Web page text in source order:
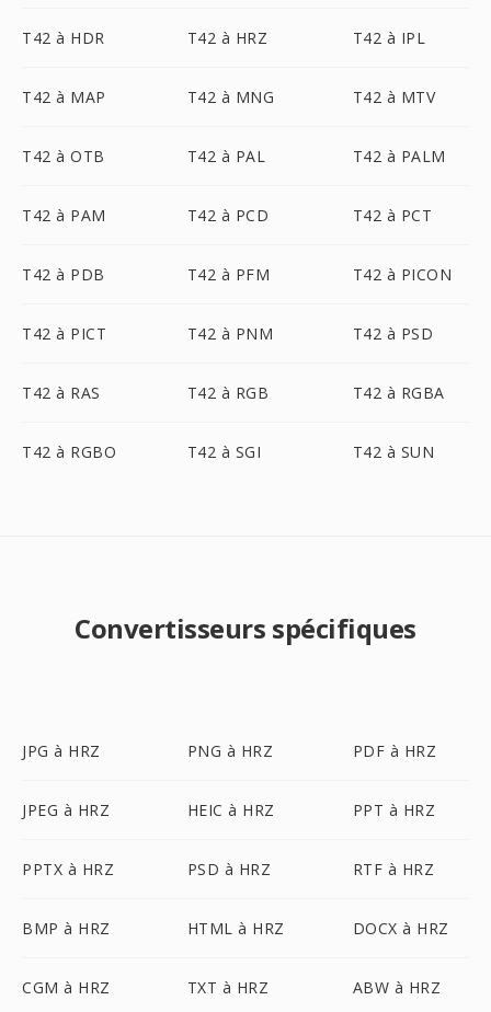
T42 à HDR T42 à HRZ T42 à IPL
T42 à MAP T42 à MNG T42 à MTV
T42 à OTB T42 à PAL T42 à PALM
T42 à PAM T42 à PCD T42 à PCT
T42 à PDB T42 à PFM T42 à PICON
T42 à PICT T42 à PNM T42 à PSD
T42 à RAS T42 à RGB T42 à RGBA
T42 à RGBO T42 à SGI T42 à SUN
Convertisseurs spécifiques
JPG à HRZ PNG à HRZ PDF à HRZ
JPEG à HRZ HEIC à HRZ PPT à HRZ
PPTX à HRZ PSD à HRZ RTF à HRZ
BMP à HRZ HTML à HRZ DOCX à HRZ
CGM à HRZ TXT à HRZ ABW à HRZ